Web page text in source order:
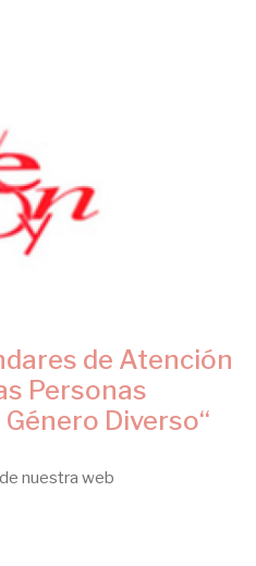
de Atención
Personas
Diverso“
nuestra web